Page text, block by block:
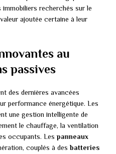
recherchés sur le
ajoutée certaine à leur
au
passives
des dernières avancées
performance énergétique. Les
une gestion intelligente de
le chauffage, la ventilation
occupants. Les panneaux
couplés à desbatteries